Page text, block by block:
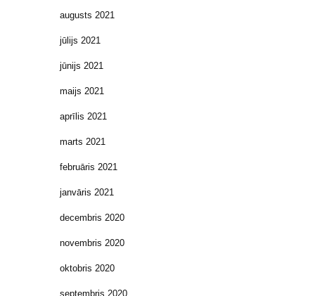
augusts 2021
jūlijs 2021
jūnijs 2021
maijs 2021
aprīlis 2021
marts 2021
februāris 2021
janvāris 2021
decembris 2020
novembris 2020
oktobris 2020
septembris 2020